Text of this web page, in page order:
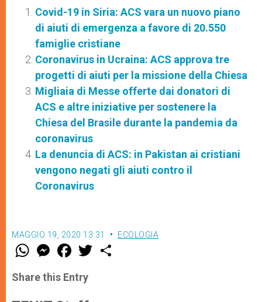
Covid-19 in Siria: ACS vara un nuovo piano
di aiuti di emergenza a favore di 20.550
famiglie cristiane
Coronavirus in Ucraina: ACS approva tre
progetti di aiuti per la missione della Chiesa
Migliaia di Messe offerte dai donatori di
ACS e altre iniziative per sostenere la
Chiesa del Brasile durante la pandemia da
coronavirus
La denuncia di ACS: in Pakistan ai cristiani
vengono negati gli aiuti contro il
Coronavirus
MAGGIO 19, 2020 13:31 ECOLOGIA
W
t
s
M
e
s
e
F
a
e
b
w
Share this Entry